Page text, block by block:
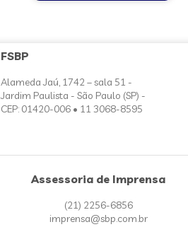
FSBP
Alameda Jaú, 1742 – sala 51 -
Jardim Paulista - São Paulo (SP) -
CEP: 01420-006 • 11 3068-8595
Assessoria de Imprensa
(21) 2256-6856
imprensa@sbp.com.br